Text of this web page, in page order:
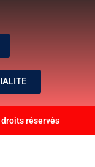
droits réservés